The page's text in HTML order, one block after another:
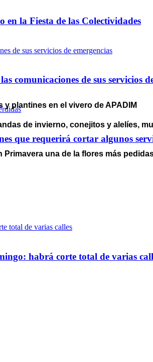
la Fiesta de las Colectividades
de sus servicios
que requerirá cortar algunos
habrá corte total de varias
plantines en el vivero de APADIM
de invierno, conejitos y alelíes,
una de la flores más